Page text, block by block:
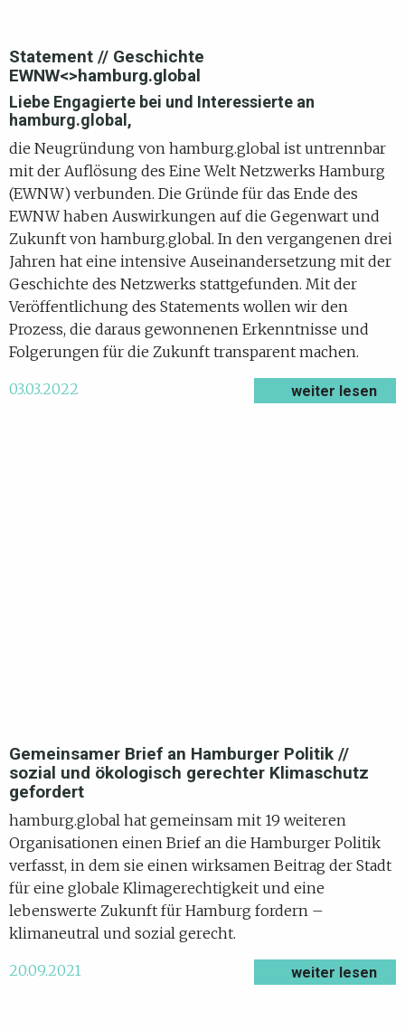
Statement // Geschichte
EWNW<>hamburg.global
Liebe Engagierte bei und Interessierte an
hamburg.global,
die Neugründung von hamburg.global ist untrennbar
mit der Auflösung des Eine Welt Netzwerks Hamburg
(EWNW) verbunden. Die Gründe für das Ende des
EWNW haben Auswirkungen auf die Gegenwart und
Zukunft von hamburg.global. In den vergangenen drei
Jahren hat eine intensive Auseinandersetzung mit der
Geschichte des Netzwerks stattgefunden. Mit der
Veröffentlichung des Statements wollen wir den
Prozess, die daraus gewonnenen Erkenntnisse und
Folgerungen für die Zukunft transparent machen.
03.03.2022 weiter lesen
Gemeinsamer Brief an Hamburger Politik //
sozial und ökologisch gerechter Klimaschutz
gefordert
hamburg.global hat gemeinsam mit 19 weiteren
Organisationen einen Brief an die Hamburger Politik
verfasst, in dem sie einen wirksamen Beitrag der Stadt
für eine globale Klimagerechtigkeit und eine
lebenswerte Zukunft für Hamburg fordern –
klimaneutral und sozial gerecht.
20.09.2021 weiter lesen